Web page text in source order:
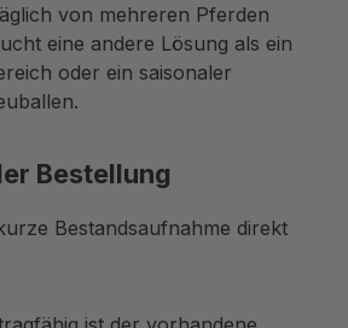
von mehreren Pferden
eine andere Lösung als ein
oder ein saisonaler
Bestellung
Bestandsaufnahme direkt